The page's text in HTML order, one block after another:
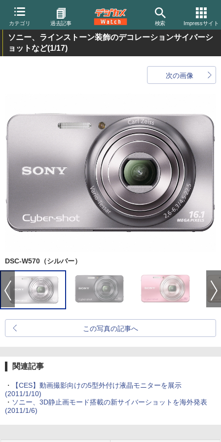
カテゴリ 過去記事 検索 Impressサイト
ソニー、ラインストーン装飾のデコレーションサイバーシ
ョットなど(1/17)
次の画像
DSC-W570（シルバー）
この写真の記事へ
関連記事
・
【CES】動画撮影向けの5型外付け液晶モニターを展示
(2011/1/10)
・ ソニー、3D静止画モード搭載の新サイバーショットを海外発表
(2011/1/6)